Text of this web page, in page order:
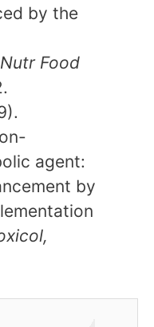
by the
Food
agent:
by